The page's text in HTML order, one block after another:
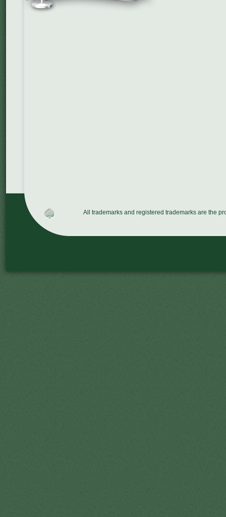
All trademarks and registered trademarks are the